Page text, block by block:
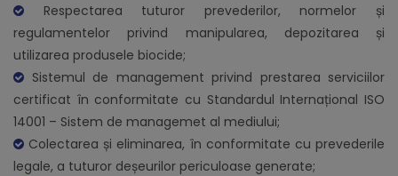
Respectarea tuturor prevederilor, normelor și
regulamentelor privind manipularea, depozitarea și
utilizarea produsele biocide;
Sistemul de management privind prestarea serviciilor
certificat în conformitate cu Standardul Internațional ISO
14001 – Sistem de managemet al mediului;
Colectarea și eliminarea, în conformitate cu prevederile
legale, a tuturor deșeurilor periculoase generate;